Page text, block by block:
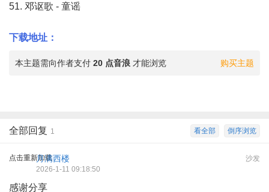
51. 邓讴歌 - 童谣
下载地址：
购买主题
本主题需向作者支付 20 点音浪 才能浏览
倒序浏览
看全部
全部回复 1
点击重新加载 沙发
月满西楼
2026-1-11 09:18:50
感谢分享